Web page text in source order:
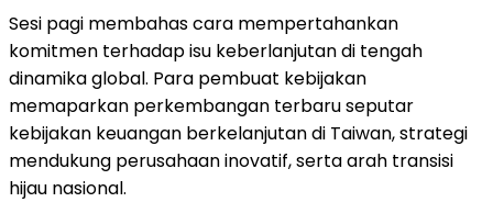
Sesi pagi membahas cara mempertahankan
komitmen terhadap isu keberlanjutan di tengah
dinamika global. Para pembuat kebijakan
memaparkan perkembangan terbaru seputar
kebijakan keuangan berkelanjutan di Taiwan, strategi
mendukung perusahaan inovatif, serta arah transisi
hijau nasional.